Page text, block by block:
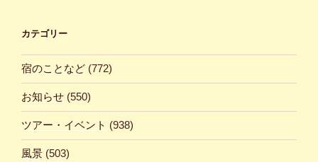
カテゴリー
宿のことなど (772)
お知らせ (550)
ツアー・イベント (938)
風景 (503)